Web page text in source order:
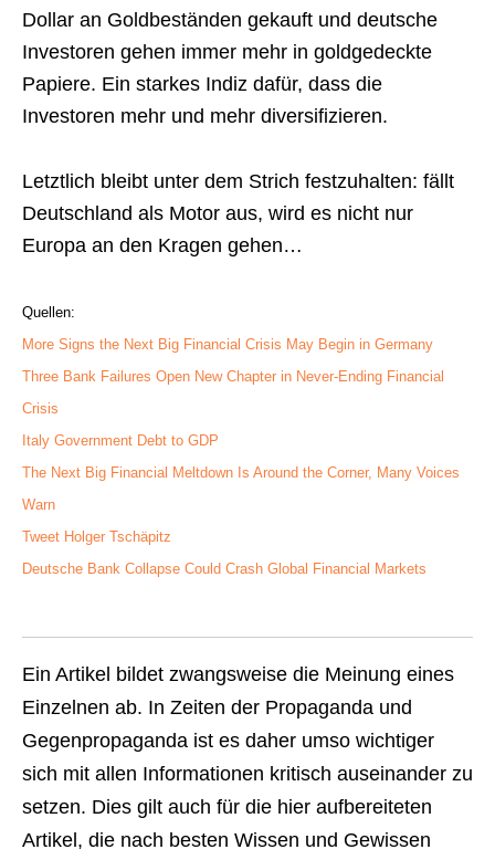
Dollar an Goldbeständen gekauft und deutsche
Investoren gehen immer mehr in goldgedeckte
Papiere. Ein starkes Indiz dafür, dass die
Investoren mehr und mehr diversifizieren.
Letztlich bleibt unter dem Strich festzuhalten: fällt
Deutschland als Motor aus, wird es nicht nur
Europa an den Kragen gehen…
Quellen:
More Signs the Next Big Financial Crisis May Begin in Germany
Three Bank Failures Open New Chapter in Never-Ending Financial
Crisis
Italy Government Debt to GDP
The Next Big Financial Meltdown Is Around the Corner, Many Voices
Warn
Tweet Holger Tschäpitz
Deutsche Bank Collapse Could Crash Global Financial Markets
Ein Artikel bildet zwangsweise die Meinung eines
Einzelnen ab. In Zeiten der Propaganda und
Gegenpropaganda ist es daher umso wichtiger
sich mit allen Informationen kritisch auseinander zu
setzen. Dies gilt auch für die hier aufbereiteten
Artikel, die nach besten Wissen und Gewissen